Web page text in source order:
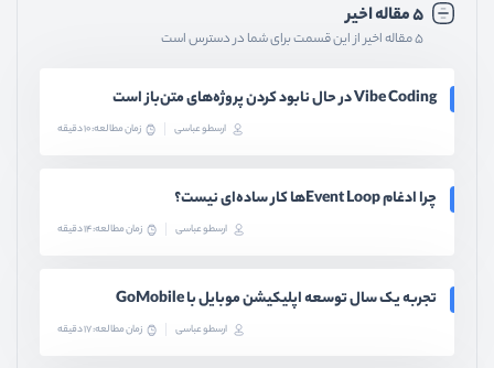
۵ مقاله اخیر
۵ مقاله اخیر از این قسمت برای شما در دسترس است
Vibe Coding در حال نابود کردن پروژه‌های متن‌باز است
ارسطو عباسی زمان مطالعه: 10 دقیقه
چرا ادغام Event Loopها کار ساده‌ای نیست؟
ارسطو عباسی زمان مطالعه: 14 دقیقه
تجربه یک سال توسعه اپلیکیشن موبایل با GoMobile
ارسطو عباسی زمان مطالعه: 17 دقیقه